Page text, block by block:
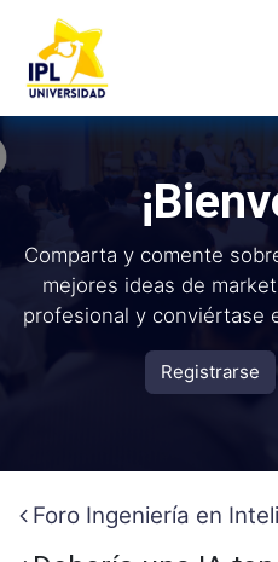
Comparta y comente
mejores ideas de
profesional y conviértase
Registrarse
Foro Ingeniería en